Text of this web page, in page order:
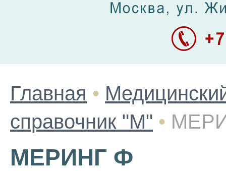
Главная •
справочник "М" •
МЕРИНГ Ф